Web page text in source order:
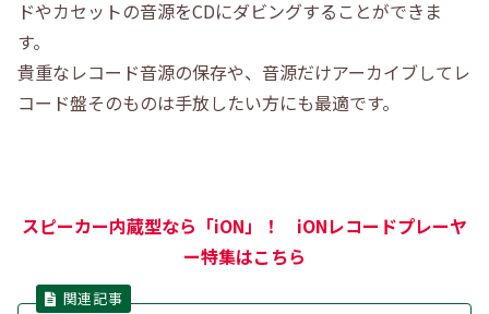
ドやカセットの音源をCDにダビングすることができま
す。
貴重なレコード音源の保存や、音源だけアーカイブしてレ
コード盤そのものは手放したい方にも最適です。
スピーカー内蔵型なら「iON」！ iONレコードプレーヤ
ー特集はこちら